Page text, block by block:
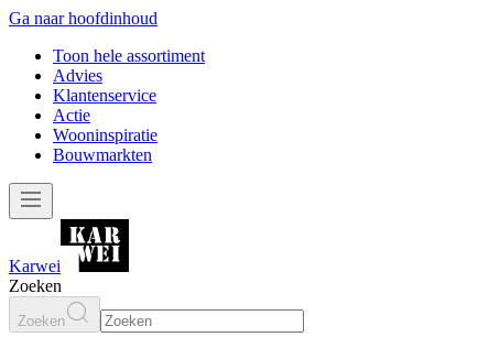
Ga naar hoofdinhoud
Toon hele assortiment
Advies
Klantenservice
Actie
Wooninspiratie
Bouwmarkten
Karwei
Zoeken
Zoeken